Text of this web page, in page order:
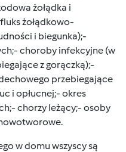
żołądka i
żołądkowo-
i biegunka);-
choroby infekcyjne (w
z gorączką);-
przebiegające
i opłucnej;- okres
chorzy leżący;- osoby
w domu wszyscy są